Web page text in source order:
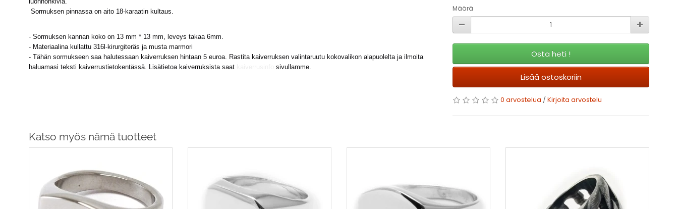
Sormuksen pinnassa on aito 18-karaatin kultaus.
- Sormuksen kannan koko on 13 mm * 13 mm, leveys takaa 6mm.
- Materiaalina kullattu 316l-kirurgiteräs ja musta marmori
- Tähän sormukseen saa halutessaan kaiverruksen hintaan 5 euroa. Rastita kaiverruksen valintaruutu kokovalikon alapuolelta ja ilmoita
haluamasi teksti kaiverrustietokentässä. Lisätietoa kaiverruksista saat
sivullamme.
Määrä
Osta heti !
Lisää ostoskoriin
0 arvostelua / Kirjoita arvostelu
Katso myös nämä tuotteet